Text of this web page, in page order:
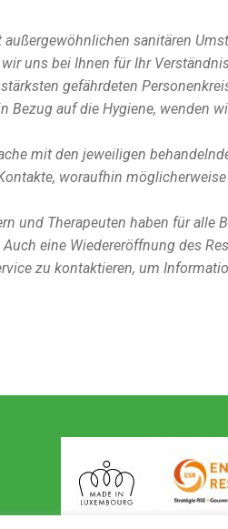
sanitären
uns bei Ihnen für Ihr
gefährdeten
Bezug auf die Hygiene, wenden
mit den jeweiligen
woraufhin
und Therapeuten haben für
eine Wiedereröffnung des
zu kontaktieren, um